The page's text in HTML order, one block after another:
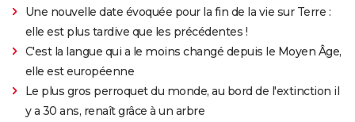
Une nouvelle date évoquée pour la fin de la vie sur Terre :
elle est plus tardive que les précédentes !
C'est la langue qui a le moins changé depuis le Moyen Âge,
elle est européenne
Le plus gros perroquet du monde, au bord de l'extinction il
y a 30 ans, renaît grâce à un arbre